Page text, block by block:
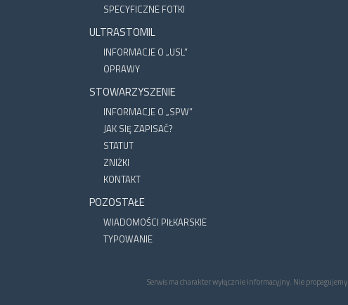
SPECYFICZNE FOTKI
ULTRASTOMIL
INFORMACJE O „USL”
OPRAWY
STOWARZYSZENIE
INFORMACJE O „SPW”
JAK SIĘ ZAPISAĆ?
STATUT
ZNIŻKI
KONTAKT
POZOSTAŁE
WIADOMOŚCI PIŁKARSKIE
TYPOWANIE
Serwis ma charakter wyłącznie informacyjny. Nie